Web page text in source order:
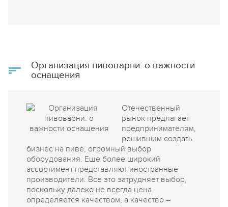
Организация пивоварни: о важности
оснащения
Отечественный
рынок предлагает
предпринимателям,
решившим создать
бизнес на пиве, огромный выбор
оборудования. Еще более широкий
ассортимент представляют иностранные
производители. Все это затрудняет выбор,
поскольку далеко не всегда цена
определяется качеством, а качество –